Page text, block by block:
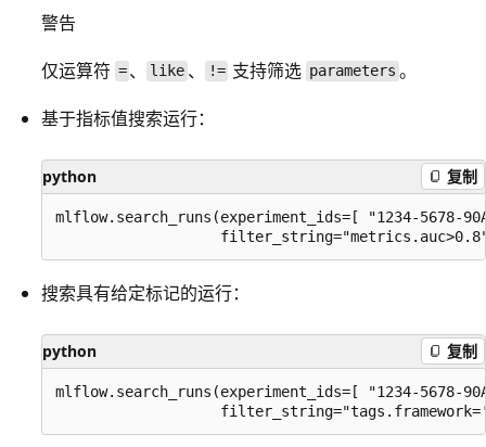
警告
仅运算符 = 、 like、 != 支持筛选 parameters 。
基于指标值搜索运行：
python 复制
mlflow.search_runs(experiment_ids=[ "1234-5678-
搜索具有给定标记的运行：
python 复制
mlflow.search_runs(experiment_ids=[ "1234-5678-